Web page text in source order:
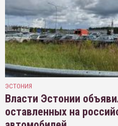
ЭСТОНИЯ
Власти Эстонии
оставленных на